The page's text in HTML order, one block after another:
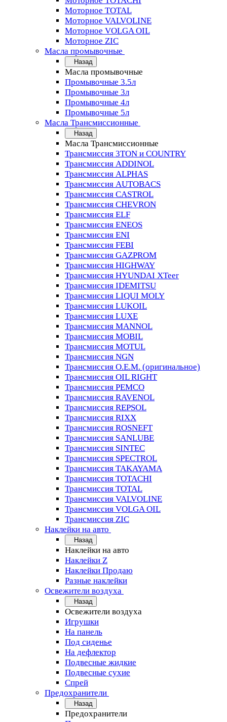
Моторное TOTAL
Моторное VALVOLINE
Моторное VOLGA OIL
Моторное ZIC
Масла промывочные
Назад
Масла промывочные
Промывочные 3.5л
Промывочные 3л
Промывочные 4л
Промывочные 5л
Масла Трансмиссионные
Назад
Масла Трансмиссионные
Трансмиссия 3TON и COUNTRY
Трансмиссия ADDINOL
Трансмиссия ALPHAS
Трансмиссия AUTOBACS
Трансмиссия CASTROL
Трансмиссия CHEVRON
Трансмиссия ELF
Трансмиссия ENEOS
Трансмиссия ENI
Трансмиссия FEBI
Трансмиссия GAZPROM
Трансмиссия HIGHWAY
Трансмиссия HYUNDAI XTeer
Трансмиссия IDEMITSU
Трансмиссия LIQUI MOLY
Трансмиссия LUKOIL
Трансмиссия LUXE
Трансмиссия MANNOL
Трансмиссия MOBIL
Трансмиссия MOTUL
Трансмиссия NGN
Трансмиссия O.E.M. (оригинальное)
Трансмиссия OIL RIGHT
Трансмиссия PEMCO
Трансмиссия RAVENOL
Трансмиссия REPSOL
Трансмиссия RIXX
Трансмиссия ROSNEFT
Трансмиссия SANLUBE
Трансмиссия SINTEC
Трансмиссия SPECTROL
Трансмиссия TAKAYAMA
Трансмиссия TOTACHI
Трансмиссия TOTAL
Трансмиссия VALVOLINE
Трансмиссия VOLGA OIL
Трансмиссия ZIC
Наклейки на авто
Назад
Наклейки на авто
Наклейки Z
Наклейки Продаю
Разные наклейки
Освежители воздуха
Назад
Освежители воздуха
Игрушки
На панель
Под сиденье
На дефлектор
Подвесные жидкие
Подвесные сухие
Спрей
Предохранители
Назад
Предохранители